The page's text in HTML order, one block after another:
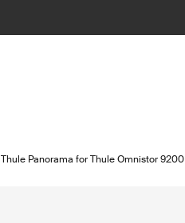
Thule Panorama for Thule Omnistor 9200